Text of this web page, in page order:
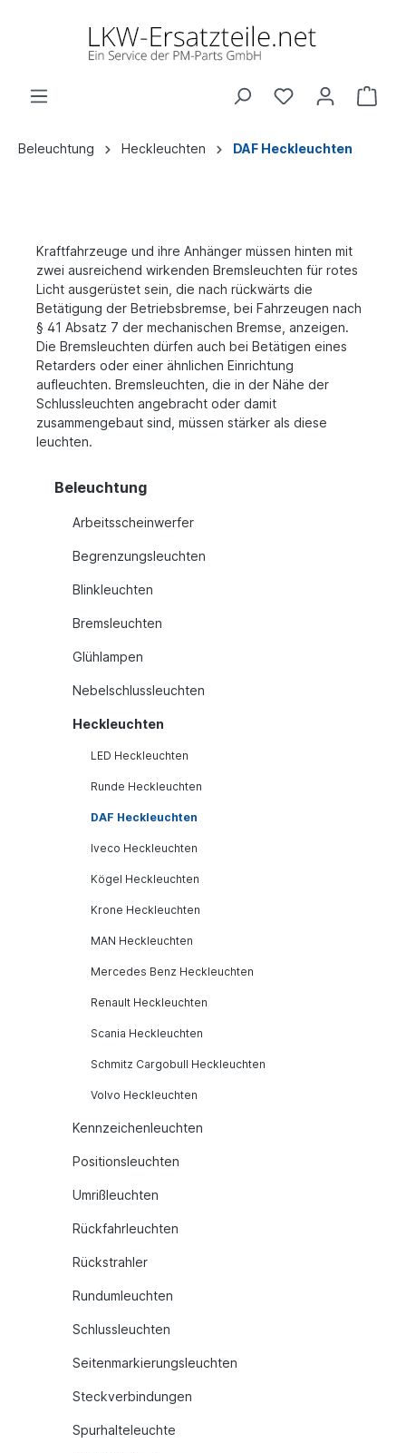
Beleuchtung Heckleuchten DAF Heckleuchten
Kraftfahrzeuge und ihre Anhänger müssen hinten mit
zwei ausreichend wirkenden Bremsleuchten für rotes
Licht ausgerüstet sein, die nach rückwärts die
Betätigung der Betriebsbremse, bei Fahrzeugen nach
§ 41 Absatz 7 der mechanischen Bremse, anzeigen.
Die Bremsleuchten dürfen auch bei Betätigen eines
Retarders oder einer ähnlichen Einrichtung
aufleuchten. Bremsleuchten, die in der Nähe der
Schlussleuchten angebracht oder damit
zusammengebaut sind, müssen stärker als diese
leuchten.
Beleuchtung
Arbeitsscheinwerfer
Begrenzungsleuchten
Blinkleuchten
Bremsleuchten
Glühlampen
Nebelschlussleuchten
Heckleuchten
LED Heckleuchten
Runde Heckleuchten
DAF Heckleuchten
Iveco Heckleuchten
Kögel Heckleuchten
Krone Heckleuchten
MAN Heckleuchten
Mercedes Benz Heckleuchten
Renault Heckleuchten
Scania Heckleuchten
Schmitz Cargobull Heckleuchten
Volvo Heckleuchten
Kennzeichenleuchten
Positionsleuchten
Umrißleuchten
Rückfahrleuchten
Rückstrahler
Rundumleuchten
Schlussleuchten
Seitenmarkierungsleuchten
Steckverbindungen
Spurhalteleuchte